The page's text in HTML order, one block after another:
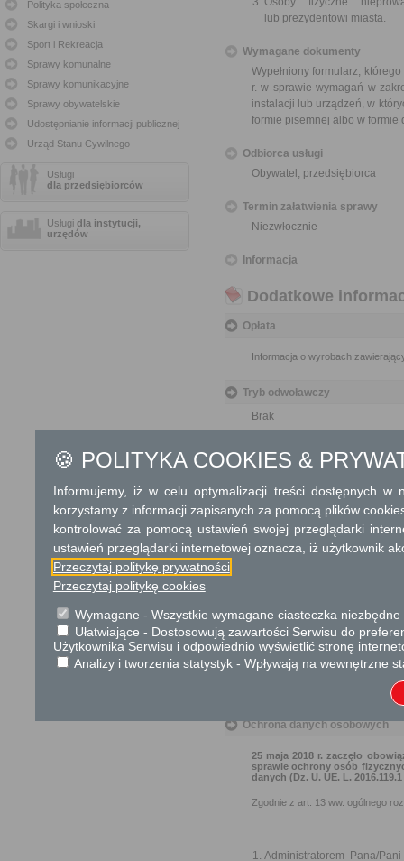
Polityka społeczna
Skargi i wnioski
Sport i Rekreacja
Sprawy komunalne
Sprawy komunikacyjne
Sprawy obywatelskie
Udostępnianie informacji publicznej
Urząd Stanu Cywilnego
Usługi
dla przedsiębiorców
Usługi dla instytucji,
urzędów
lub prezydentowi miasta.
Wymagane dokumenty
Wypełniony formularz,
r. w sprawie wymagań w
instalacji lub urządzeń, w
formie pisemnej albo w formie
Odbiorca usługi
Obywatel, przedsiębiorca
Termin załatwienia sprawy
Niezwłocznie
Informacja
Dodatkowe
Opłata
Informacja o wyrobach
Tryb odwoławczy
Brak
Skargi i wnioski
Przedmiotem skargi może być
naruszenie praworządności lub
Przedmiotem wniosku mogą
i zapobieganie nadużyciom,
Organ właściwy dla załatwienia
wyrobów
wykorzystywane
Rozporządzenie
warunków
Ochrona danych osobowych
25 maja 2018 r. zaczęło
sprawie ochrony osób
danych (Dz. U. UE. L.
Zgodnie z art. 13 ww. ogólnego
Administratorem Pana/
🍪 POLITYKA COOKIES &
Informujemy, iż w celu optymalizacji treści dostępnych w
korzystamy z informacji zapisanych za pomocą plików
kontrolować za pomocą ustawień swojej przeglądarki
ustawień przeglądarki internetowej oznacza, iż użytkownik
Przeczytaj politykę prywatności
Przeczytaj politykę cookies
Wymagane - Wszystkie wymagane ciasteczka
Ułatwiające - Dostosowują zawartości Serwisu do
Użytkownika Serwisu i odpowiednio wyświetlić stronę
Analizy i tworzenia statystyk - Wpływają na wewnętrzne